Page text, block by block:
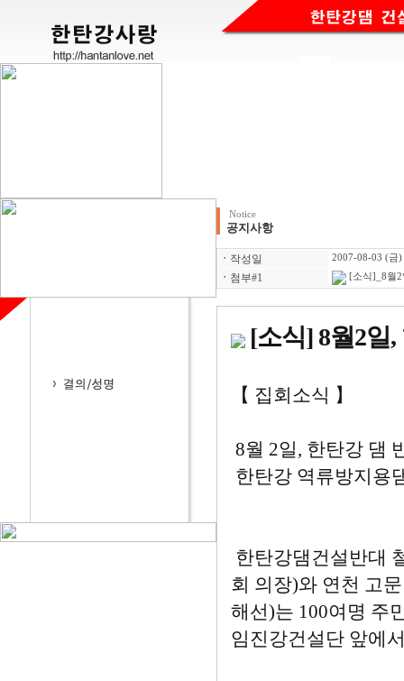
Notice
공지사항
ㆍ 작성일 2007-08-03 (금)
ㆍ 첨부#1 [소식]_8월
[소식] 8월2일
【 집회소식 】
8월 2일, 한탄강 댐
한탄강 역류방지용
한탄강댐건설반대
회 의장)와 연천 고
해선)는 100여명 주
임진강건설단 앞에